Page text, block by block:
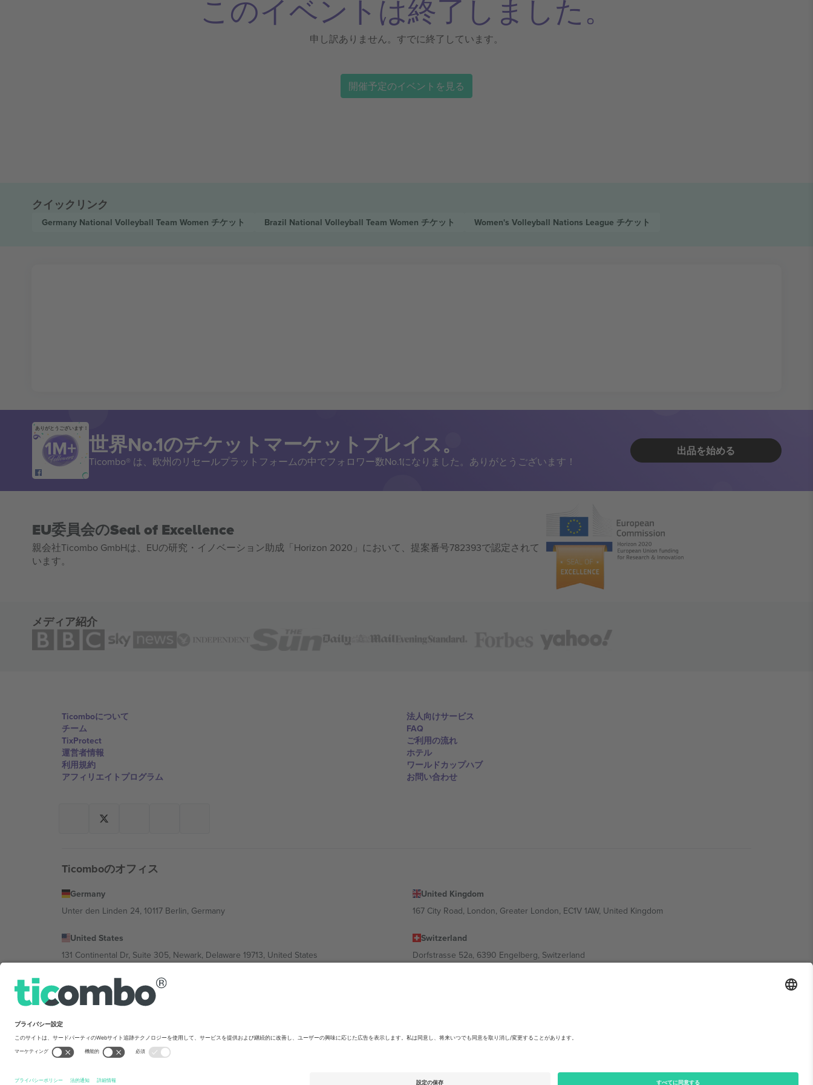
このイベントは終了しました。
申し訳ありません。すでに終了しています。
開催予定のイベントを見る
クイックリンク
Germany National Volleyball Team Women チケット Brazil National Volleyball Team Women チケット Women's Volleyball Nations League チケット
ありがとうございます！
世界No.1のチケットマーケットプレイス。
Ticombo® は、欧州のリセールプラットフォームの中でフォロワー数No.1になりました。ありがとうございます！
出品を始める
EU委員会のSeal of Excellence
親会社Ticombo GmbHは、EUの研究・イノベーション助成「Horizon 2020」において、提案番号782393で認定されて
います。
メディア紹介
Ticomboについて
チーム
TixProtect
運営者情報
利用規約
アフィリエイトプログラム
法人向けサービス
FAQ
ご利用の流れ
ホテル
ワールドカップハブ
お問い合わせ
Ticomboのオフィス
Germany
Unter den Linden 24, 10117 Berlin, Germany
United Kingdom
167 City Road, London, Greater London, EC1V 1AW, United Kingdom
United States
131 Continental Dr, Suite 305, Newark, Delaware 19713, United States
Switzerland
Dorfstrasse 52a, 6390 Engelberg, Switzerland
Bulgaria
Regus Sofia City West, bul Totleben 53-55, 1606 Sofia, Bulgaria
Av Chapultepec 360, Roma Norte, Cuauhtémoc, 06700 Ciudad de México, CDMX, Mexico
を禁じます.